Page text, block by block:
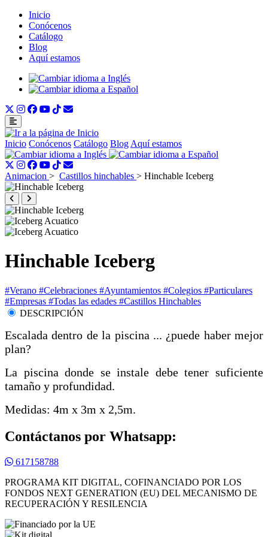
Inicio
Conócenos
Catálogo
Blog
Aquí estamos
Inicio Conócenos Catálogo Blog Aquí estamos
Animacion > Castillos hinchables > Hinchable Iceberg
Hinchable Iceberg
#Verano #Celebraciones #Ayuntamientos #Colegios #Particulares
#Empresas #Todas las edades #Castillos Hinchables
DESCRIPCIÓN
Escalada dentro de la piscina ... ¿puede haber mejor
plan?
La piscina donde se instale debe tener suficiente
tamaño y profundidad.
Medidas: 4m x 3m x 2,5m.
Contáctanos por Whatsapp:
617158788
PROGRAMA KIT DIGITAL, COFINANCIADO POR LOS
FONDOS NEXT GENERATION (EU) DEL MECANISMO DE
RECUPERACIÓN Y RESILENCIA